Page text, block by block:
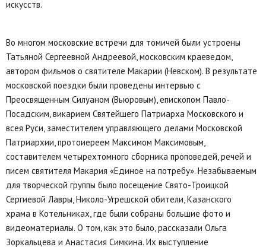
искусств.
Во многом московские встречи для томичей были устроены
Татьяной Сергеевной Андреевой, московским краеведом,
автором фильмов о святителе Макарии (Невском). В результате
московской поездки были проведены интервью с
Преосвященным Силуаном (Вьюровым), епископом Павло-
Посадским, викарием Святейшего Патриарха Московского и
всея Руси, заместителем управляющего делами Московской
Патриархии, протоиереем Максимом Максимовым,
составителем четырехтомного сборника проповедей, речей и
писем святителя Макария «Единое на потребу». Незабываемым
для творческой группы было посещение Свято-Троицкой
Сергиевой Лавры, Николо-Угрешской обители, Казанского
храма в Котельниках, где были собраны большие фото и
видеоматериалы. О том, как это было, рассказали Ольга
Зоркальцева и Анастасия Симкина. Их выступление